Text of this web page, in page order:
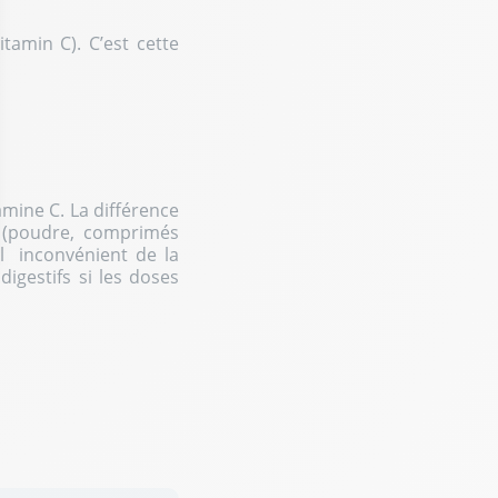
C). C’est cette
C. La différence
comprimés
inconvénient de la
si les doses